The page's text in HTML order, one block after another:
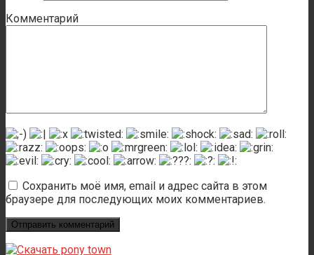
Комментарий
Сохранить моё имя, email и адрес сайта в этом
браузере для последующих моих комментариев.